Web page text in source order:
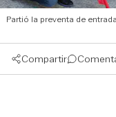
Partió la preventa de
Compartir